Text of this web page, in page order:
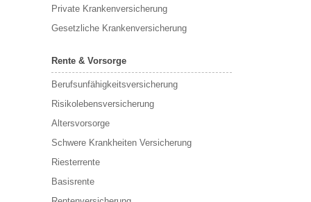
Private Krankenversicherung
Gesetzliche Krankenversicherung
Rente & Vorsorge
Berufs­unfähigkeitsversicherung
Risikolebensversicherung
Altersvorsorge
Schwere Krankheiten Versicherung
Riesterrente
Basisrente